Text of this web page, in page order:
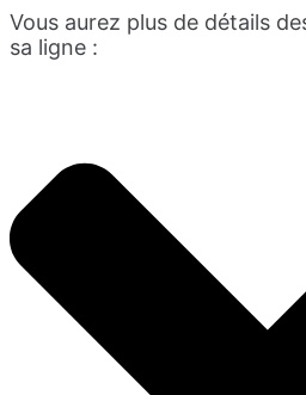
Vous aurez plus de détails
sa ligne :